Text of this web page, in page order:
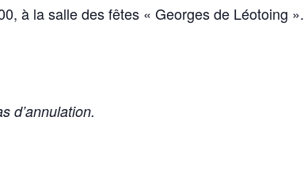
à la salle des fêtes « Georges de Léotoing ».
d’annulation.